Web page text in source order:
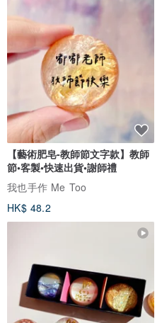
【藝術肥皂-教師節文字款】教師
節•客製•快速出貨•謝師禮
我也手作 Me Too
HK$ 48.2